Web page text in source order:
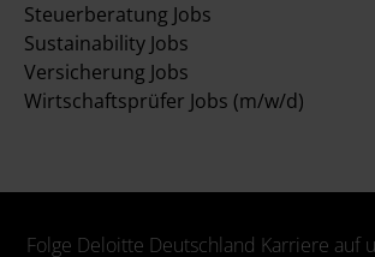
Steuerberatung Jobs
Sustainability Jobs
Versicherung Jobs
Wirtschaftsprüfer Jobs (m/w/d)
Folge Deloitte Deutschland Karriere auf